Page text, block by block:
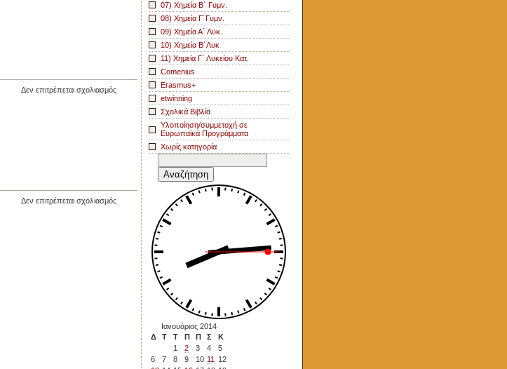
αλυσίδα,
πλέγμα,
πυραμίδα
Δεν επιτρέπεται σχολιασμόςστο
Θεωρία
Χημικής
Κινητικής
Δεν επιτρέπεται σχολιασμόςστο
Θεωρία
Θερμοχημείας
07) Χημεία Β΄ Γυμν.
08) Χημεία Γ΄Γυμν.
09) Χημεία Α΄ Λυκ.
10) Χημεία Β΄Λυκ
11) Χημεία Γ΄ Λυκείου Κατ.
Comenius
Erasmus+
etwinning
Σχολικά Βιβλία
Υλοποίηση/συμμετοχή σε
Ευρωπαϊκά Προγράμματα
Χωρίς κατηγορία
για:
Ιανουάριος 2014
Δ
Τ Τ Π Π Σ
Κ
1
2 3 4
5
6
7 8 9 10 11
12